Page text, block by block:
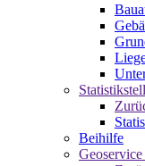
Beihilfe